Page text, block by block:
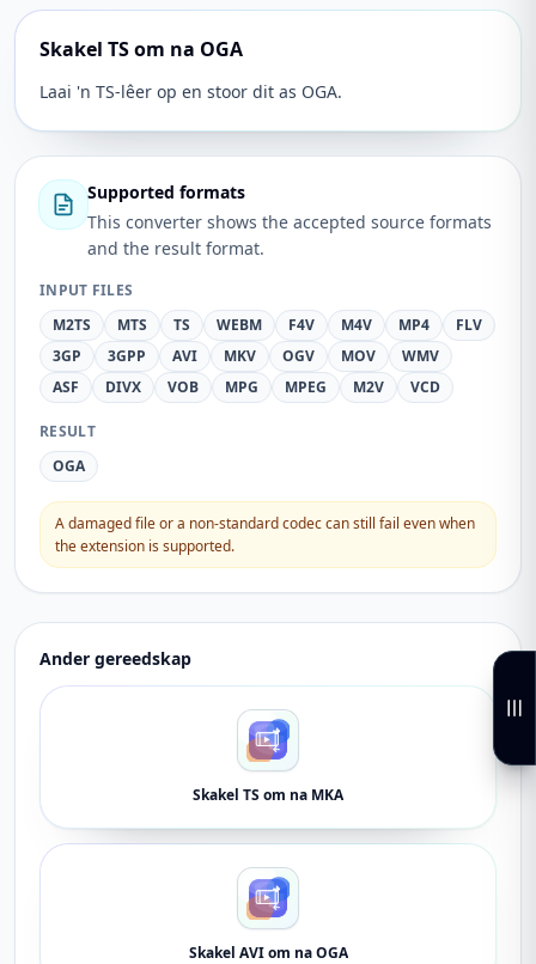
Skakel TS om na OGA
Laai 'n TS-lêer op en stoor dit as OGA.
Supported formats
This converter shows the accepted source formats
and the result format.
INPUT FILES
M2TS
MTS TS WEBM F4V M4V MP4
FLV
3GP
3GPP AVI MKV OGV MOV
WMV
ASF
DIVX VOB MPG MPEG M2V VCD
RESULT
OGA
A damaged file or a non-standard codec can still fail even when
the extension is supported.
Ander gereedskap
Skakel TS om na MKA
Skakel AVI om na OGA